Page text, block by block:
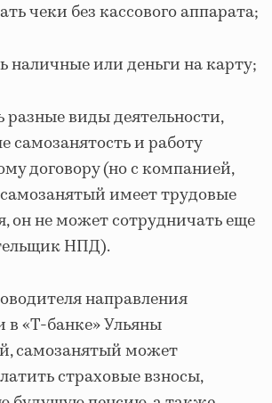
чеки без кассового аппарата;
наличные или деньги на карту;
разные виды деятельности,
самозанятость и работу
договору (но с компанией,
имеет трудовые
он не может сотрудничать еще
НПД).
направления
в «Т-банке» Ульяны
самозанятый может
страховые взносы,